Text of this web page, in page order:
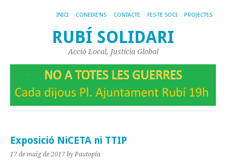
INICI CONEIXE’NS CONTACTE FES-TE SOCI PROJECTES
RUBÍ SOLIDARI
Acció Local, Justícia Global
Exposició NiCETA ni TTIP
17 de maig de 2017 by Pautopia